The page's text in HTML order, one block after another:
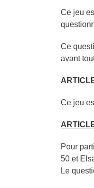
Ce jeu
Ce
avant
Ce jeu
Pour
50 et
Le